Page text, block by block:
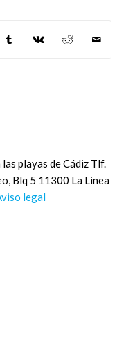
playas de Cádiz Tlf.
Blq 5 11300 La Linea
legal